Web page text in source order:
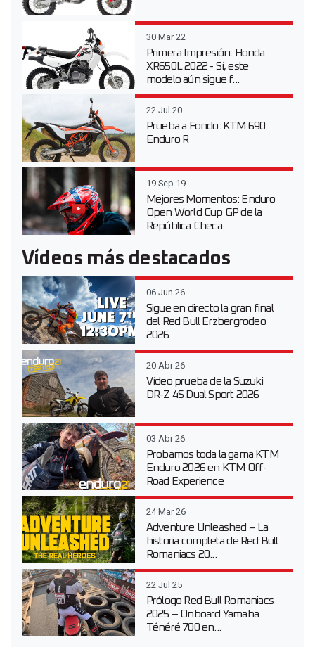
30 Mar 22
Primera Impresión: Honda
XR650L 2022 - Sí, este
modelo aún sigue f...
22 Jul 20
Prueba a Fondo: KTM 690
Enduro R
19 Sep 19
Mejores Momentos: Enduro
Open World Cup GP de la
República Checa
Vídeos más destacados
06 Jun 26
Sigue en directo la gran final
del Red Bull Erzbergrodeo
2026
20 Abr 26
Vídeo prueba de la Suzuki
DR-Z 4S Dual Sport 2026
03 Abr 26
Probamos toda la gama KTM
Enduro 2026 en KTM Off-
Road Experience
24 Mar 26
Adventure Unleashed – La
historia completa de Red Bull
Romaniacs 20...
22 Jul 25
Prólogo Red Bull Romaniacs
2025 – Onboard Yamaha
Ténéré 700 en...